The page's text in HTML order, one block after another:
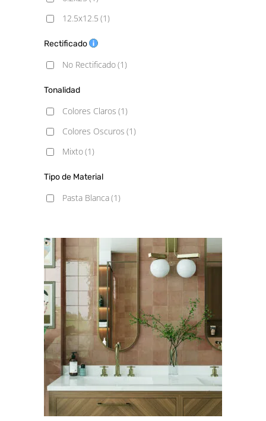
12.5x12.5 (1)
Rectificado
No Rectificado(1)
Tonalidad
Colores Claros (1)
Colores Oscuros (1)
Mixto(1)
Tipo de Material
Pasta Blanca(1)